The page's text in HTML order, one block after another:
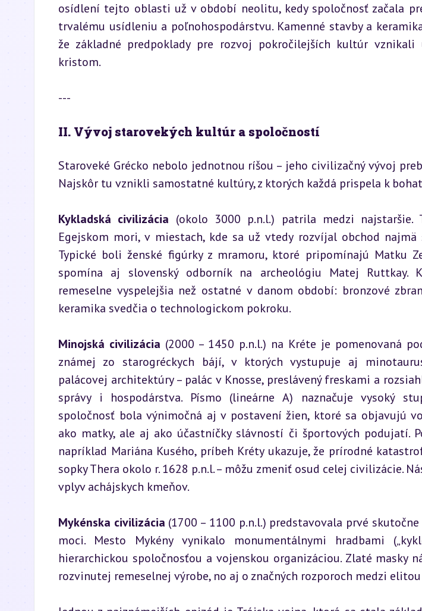
osídlení tejto oblasti už v období neolitu, kedy spoločnosť začala
trvalému usídleniu a poľnohospodárstvu. Kamenné stavby a
že základné predpoklady pre rozvoj pokročilejších kultúr
kristom.
---
II. Vývoj starovekých kultúr a spoločností
Staroveké Grécko nebolo jednotnou ríšou – jeho civilizačný vývoj
Najskôr tu vznikli samostatné kultúry, z ktorých každá prispela k
Kykladská civilizácia (okolo 3000 p.n.l.) patrila medzi
Egejskom mori, v miestach, kde sa už vtedy rozvíjal obchod
Typické boli ženské figúrky z mramoru, ktoré pripomínajú Matku
spomína aj slovenský odborník na archeológiu Matej Ruttkay.
remeselne vyspelejšia než ostatné v danom období: bronzové
keramika svedčia o technologickom pokroku.
Minojská civilizácia (2000 – 1450 p.n.l.) na Kréte je pomenovaná
známej zo starogréckych bájí, v ktorých vystupuje aj
palácovej architektúry – palác v Knosse, preslávený freskami a
správy i hospodárstva. Písmo (lineárne A) naznačuje vysoký
spoločnosť bola výnimočná aj v postavení žien, ktoré sa objavujú
ako matky, ale aj ako účastníčky slávností či športových podujatí.
napríklad Mariána Kusého, príbeh Kréty ukazuje, že prírodné
sopky Thera okolo r. 1628 p.n.l. – môžu zmeniť osud celej civilizácie.
vplyv achájskych kmeňov.
Mykénska civilizácia (1700 – 1100 p.n.l.) predstavovala prvé
moci. Mesto Mykény vynikalo monumentálnymi hradbami
hierarchickou spoločnosťou a vojenskou organizáciou. Zlaté masky
rozvinutej remeselnej výrobe, no aj o značných rozporoch medzi